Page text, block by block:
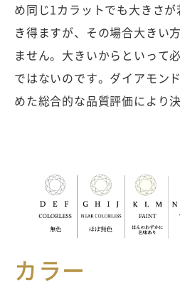
め同じ1カラットでも大きさ
き得ますが、その場合大きい
ません。大きいからといって
ではないのです。ダイアモン
めた総合的な品質評価により
カラー